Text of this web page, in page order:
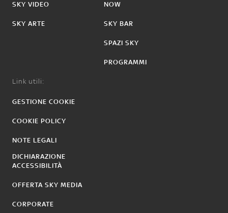
SKY VIDEO
SKY ARTE
NOW
SKY BAR
SPAZI SKY
PROGRAMMI
Link utili:
GESTIONE COOKIE
COOKIE POLICY
NOTE LEGALI
DICHIARAZIONE
ACCESSIBILITÀ
OFFERTA SKY MEDIA
CORPORATE